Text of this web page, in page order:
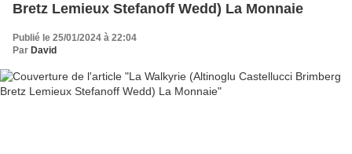
Bretz Lemieux Stefanoff Wedd) La Monnaie
Publié le 25/01/2024 à 22:04
Par David